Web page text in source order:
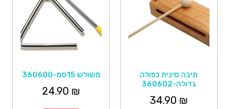
תיבה סינית כפולה
גדולה-360602
34.90 ₪
משולש 15סמ-360600
24.90 ₪